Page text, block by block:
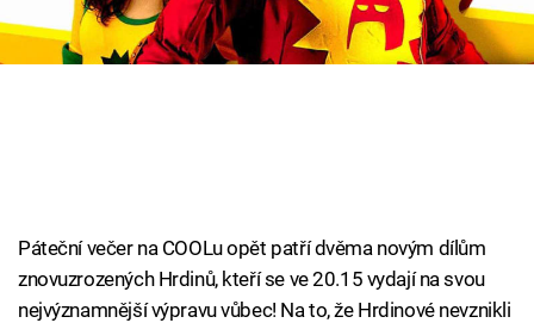
Cool Esport
Přihlášení
Páteční večer na COOLu opět patří dvěma novým dílům
znovuzrozených Hrdinů, kteří se ve 20.15 vydají na svou
nejvýznamnější výpravu vůbec! Na to, že Hrdinové nevznikli